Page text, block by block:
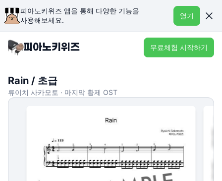
피아노키위즈 앱을 통해 다양한 기능을
사용해보세요.
열기
무료체험 시작하기
Rain / 초급
류이치 사카모토 · 마지막 황제 OST